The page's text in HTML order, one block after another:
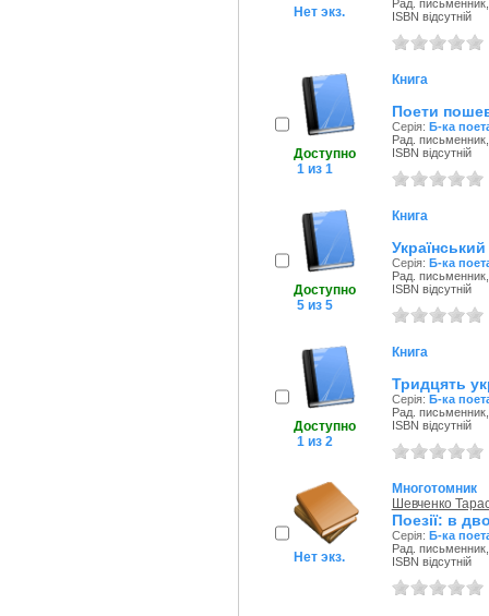
Нет экз.
Рад.
ISBN відсутній
Доступно
1 из 1
Книга
Поети
Серія: Б-ка
Рад.
ISBN відсутній
Доступно
5 из 5
Книга
Серія: Б-ка
Рад.
ISBN відсутній
Доступно
1 из 2
Книга
Тридцять
Серія: Б-ка
Рад.
ISBN відсутній
Нет экз.
Многотомник
Шевченко
Поезії: в
Серія: Б-ка
Рад.
ISBN відсутній